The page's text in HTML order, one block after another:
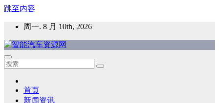
跳至内容
周一. 8 月 10th, 2026
智能汽车资源网
智能表面，智能内饰，新能源汽车，HMI，人车交互，智能车
首页
新闻资讯